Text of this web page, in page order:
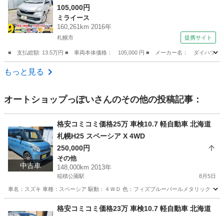
ル踏み間違い防止 エコアイドル ＥＴＣ 純正
オーディオ ＡＢＳ ヘッドライトレベライザ
ー 純正ＡＷ 修復歴無 （検9.2）
105,000円
ミライース
160,261km 2016年
札幌市 提携サイト
■ 支払総額: 13.5万円 ■ 車両本体価格： 105,000 円 ■ メーカー名： ダイハツ
北海道 札幌市
もっと見る
オートショップっぽいさんのその他の投稿記事：
中古車
格安コミコミ価格25万 車検10.7 軽自動車 北海道
札幌H25 スペーシア X 4WD
250,000円
その他
148,000km 2013年
稲積公園駅 8月5日
車名：スズキ 車種：スペーシア 駆動：４ＷＤ 色：フィズブルーパールメタリック
稲積公園駅 その他 スペーシア
格安コミコミ価格23万 車検10.7 軽自動車 北海道